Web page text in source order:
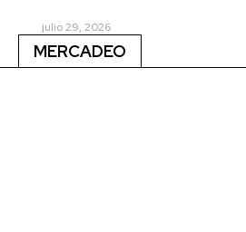
julio 29, 2026
MERCADEO